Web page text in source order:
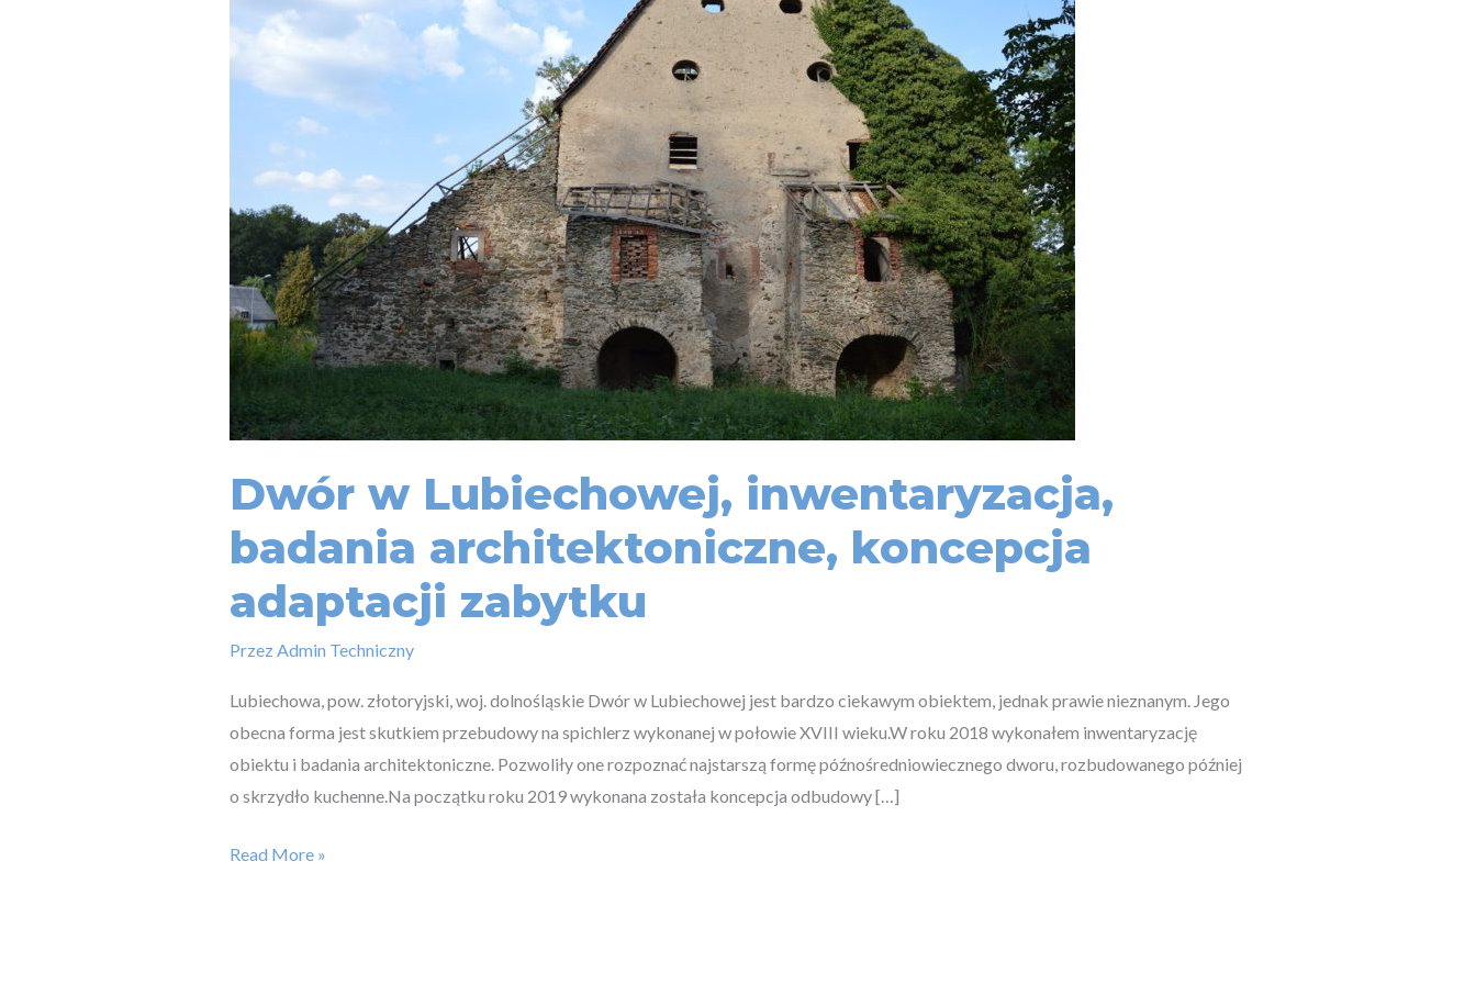
Dwór w Lubiechowej, inwentaryzacja,
badania architektoniczne, koncepcja
adaptacji zabytku
Przez Admin Techniczny
Lubiechowa, pow. złotoryjski, woj. dolnośląskie Dwór w Lubiechowej jest bardzo ciekawym obiektem, jednak prawie nieznanym. Jego
obecna forma jest skutkiem przebudowy na spichlerz wykonanej w połowie XVIII wieku.W roku 2018 wykonałem inwentaryzację
obiektu i badania architektoniczne. Pozwoliły one rozpoznać najstarszą formę późnośredniowiecznego dworu, rozbudowanego później
o skrzydło kuchenne.Na początku roku 2019 wykonana została koncepcja odbudowy […]
Lubiechowej,
architektoniczne,
koncepcja
adaptacji
zabytku
Read More »